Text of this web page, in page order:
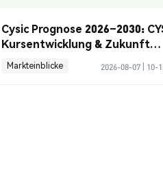
Cysic Prognose 2026–2030:
Kursentwicklung & Zukunft
Guide
Markteinblicke 2026-08-07 10-